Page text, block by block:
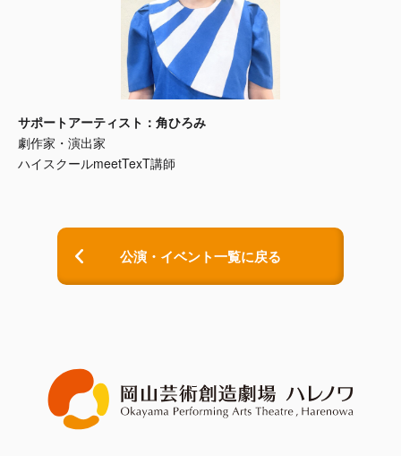
サポートアーティスト：角ひろみ
劇作家・演出家
ハイスクールmeetTexT講師
公演・イベント一覧に戻る